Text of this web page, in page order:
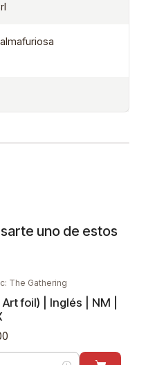
uno de estos
The Gathering
foil) | Inglés | NM |